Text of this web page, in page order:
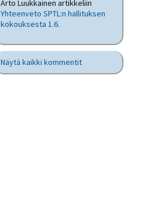
Arto Luukkainen artikkeliin
Yhteenveto SPTL:n hallituksen
kokouksesta 1.6.
Näytä kaikki kommentit